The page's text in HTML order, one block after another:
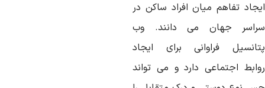
تفاهم میانافراد ساکن
در
جهان می دانند.
وب
فراوانی برای
ایجاد
اجتماعی دارد و می
تواند